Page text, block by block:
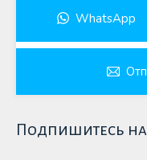
WhatsApp
Подпишитесь